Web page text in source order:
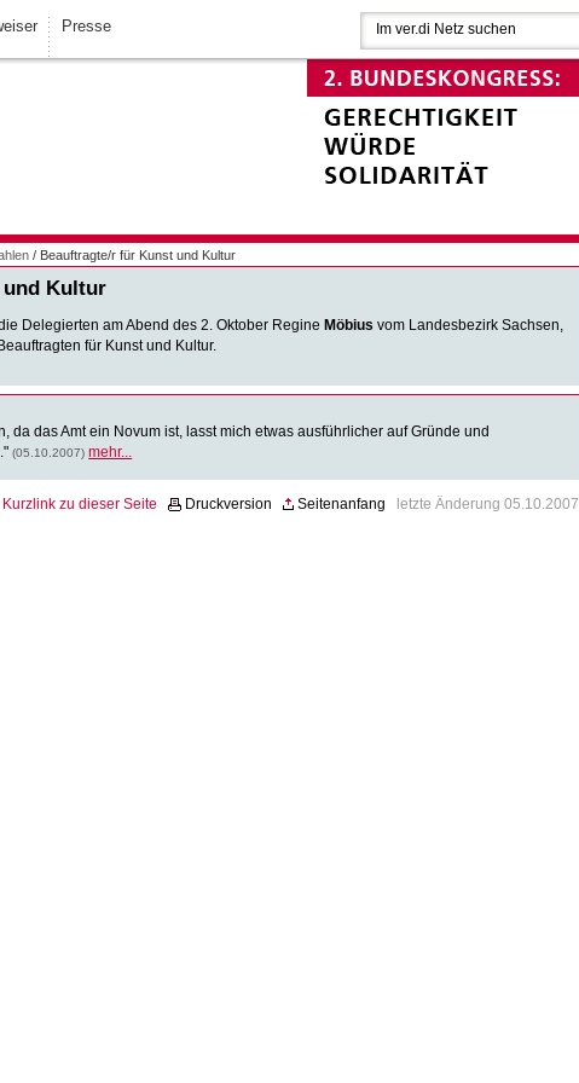
Presse
/ Beauftragte/r für Kunst und Kultur
Kultur
Delegierten am Abend des 2. Oktober Regine Möbius vom Landesbezirk Sachsen,
für Kunst und Kultur.
da das Amt ein Novum ist, lasst mich etwas ausführlicher auf Gründe und
(05.10.2007) mehr...
letzte Änderung 05.10.2007
Seitenanfang
Druckversion
Kurzlink zu dieser Seite